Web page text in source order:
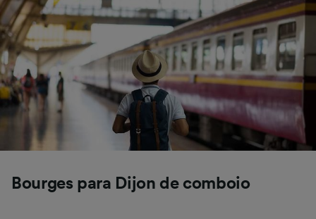
Bourges para Dijon de comboio
dados para fornecer:
Usar dados exatos de geolocalização.
Verificar ativamente as características do
dispositivo para identificação. Armazenar e/ou
acessar informações em um dispositivo.
Publicidade e conteúdo personalizados,
medição de publicidade e conteúdo, pesquisa
de público e desenvolvimento de serviços..
Lista de parceiros (fornecedores)